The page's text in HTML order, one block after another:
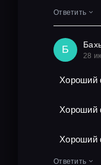
Ответить
Б
28
Хороший
Хороший
Хороший
Ответить